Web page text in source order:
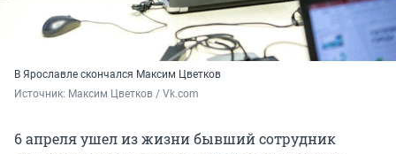
В Ярославле скончался Максим Цветков
Источник: Максим Цветков / Vk.com
6 апреля ушел из жизни бывший сотрудник